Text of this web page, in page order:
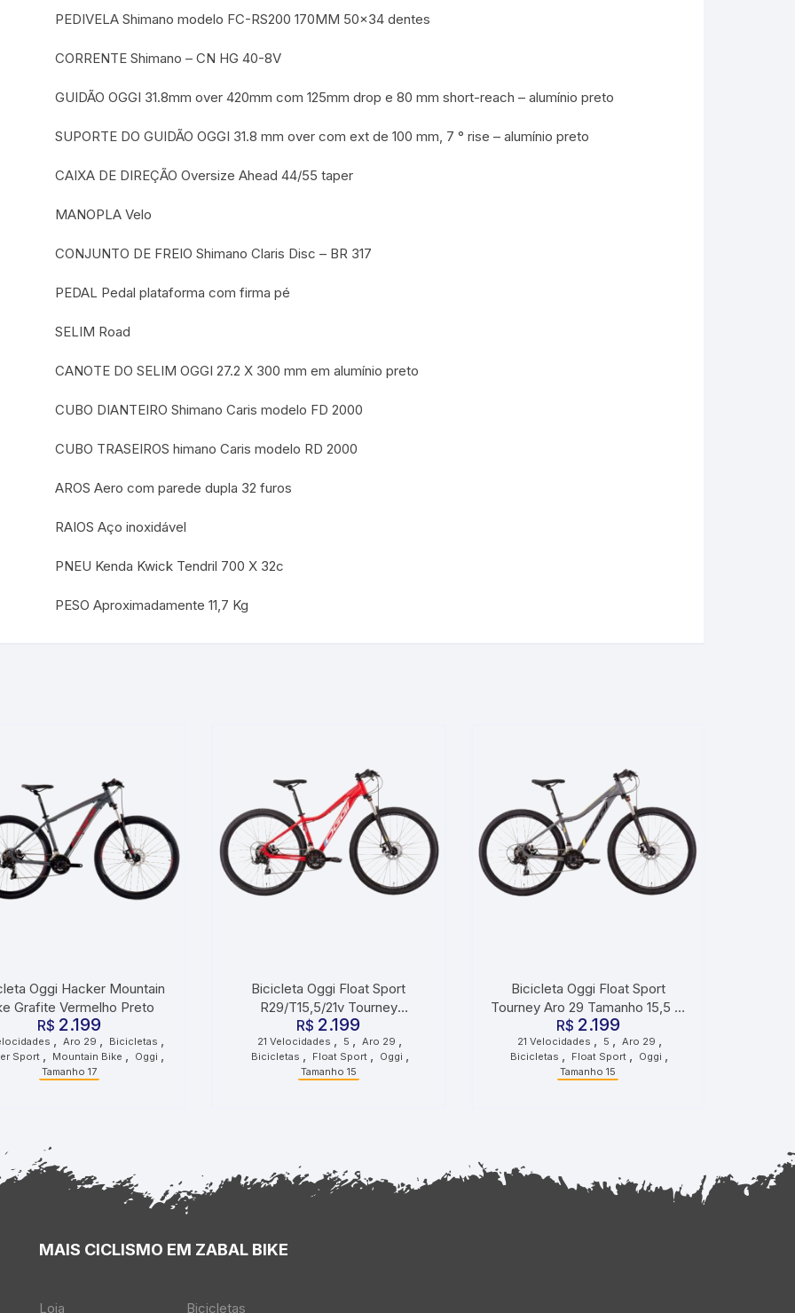
PEDIVELA Shimano modelo FC-RS200 170MM 50×34 dentes
CORRENTE Shimano – CN HG 40-8V
GUIDÃO OGGI 31.8mm over 420mm com 125mm drop e 80 mm short-reach – alumínio preto
SUPORTE DO GUIDÃO OGGI 31.8 mm over com ext de 100 mm, 7 ° rise – alumínio preto
CAIXA DE DIREÇÃO Oversize Ahead 44/55 taper
MANOPLA Velo
CONJUNTO DE FREIO Shimano Claris Disc – BR 317
PEDAL Pedal plataforma com firma pé
SELIM Road
CANOTE DO SELIM OGGI 27.2 X 300 mm em alumínio preto
CUBO DIANTEIRO Shimano Caris modelo FD 2000
CUBO TRASEIROS himano Caris modelo RD 2000
AROS Aero com parede dupla 32 furos
RAIOS Aço inoxidável
PNEU Kenda Kwick Tendril 700 X 32c
PESO Aproximadamente 11,7 Kg
Oggi Hacker Mountain
Grafite Vermelho Preto
R$ 2.199
, Aro 29 , Bicicletas ,
Sport , Mountain Bike , Oggi ,
Tamanho 17
Bicicleta Oggi Float Sport
R29/T15,5/21v Tourney
Vermelho Branco Azul
R$ 2.199
21 Velocidades , 5 , Aro 29 ,
Bicicletas , Float Sport , Oggi ,
Tamanho 15
Bicicleta Oggi Float Sport
Tourney Aro 29 Tamanho 15,5 21
Velocidades Grafite Preto
Amarelo
R$ 2.199
21 Velocidades , 5 , Aro 29 ,
Bicicletas , Float Sport , Oggi ,
Tamanho 15
MAIS CICLISMO EM ZABAL BIKE
Loja Bicicletas